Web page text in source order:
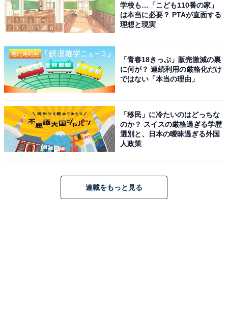
学校も…「こども110番の家」
は本当に必要？ PTAが直面する
理想と現実
「青春18きっぷ」販売激減の裏
に何が？ 連続利用の厳格化だけ
ではない「本当の理由」
「移民」に冷たいのはどっちな
のか？ スイスの厳格過ぎる学歴
選別と、日本の曖昧過ぎる外国
人政策
連載をもっと見る